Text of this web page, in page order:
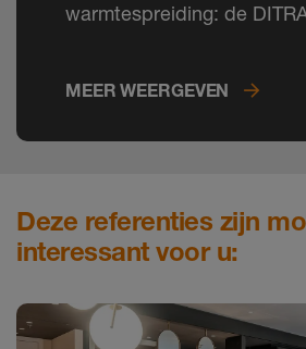
warmtespreiding: de
MEER WEERGEVEN
Deze referenties zijn
interessant voor u: